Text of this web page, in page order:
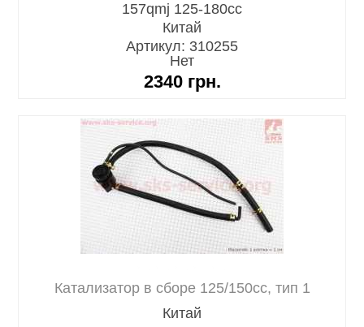
157qmj 125-180cc
Китай
Артикул: 310255
Нет
2340 грн.
Катализатор в сборе 125/150cc, тип 1
Китай